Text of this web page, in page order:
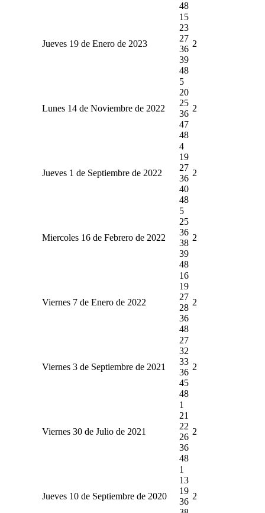
48
Jueves 19 de Enero de 2023
15
23
27
36
39
48
2
Lunes 14 de Noviembre de 2022
5
20
25
36
47
48
2
Jueves 1 de Septiembre de 2022
4
19
27
36
40
48
2
Miercoles 16 de Febrero de 2022
5
25
36
38
39
48
2
Viernes 7 de Enero de 2022
16
19
27
28
36
48
2
Viernes 3 de Septiembre de 2021
27
32
33
36
45
48
2
Viernes 30 de Julio de 2021
1
21
22
26
36
48
2
Jueves 10 de Septiembre de 2020
1
13
19
36
2